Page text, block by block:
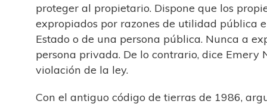
proteger al propietario. Dispone que los
expropiados por razones de utilidad pública
Estado o de una persona pública. Nunca a
persona privada. De lo contrario, dice Emery
violación de la ley.
Con el antiguo código de tierras de 1986,